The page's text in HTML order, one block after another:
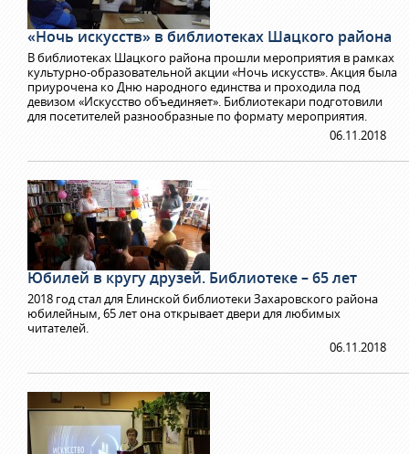
«Ночь искусств» в библиотеках Шацкого района
В библиотеках Шацкого района прошли мероприятия в рамках
культурно-образовательной акции «Ночь искусств». Акция была
приурочена ко Дню народного единства и проходила под
девизом «Искусство объединяет». Библиотекари подготовили
для посетителей разнообразные по формату мероприятия.
06.11.2018
Юбилей в кругу друзей. Библиотеке – 65 лет
2018 год стал для Елинской библиотеки Захаровского района
юбилейным, 65 лет она открывает двери для любимых
читателей.
06.11.2018